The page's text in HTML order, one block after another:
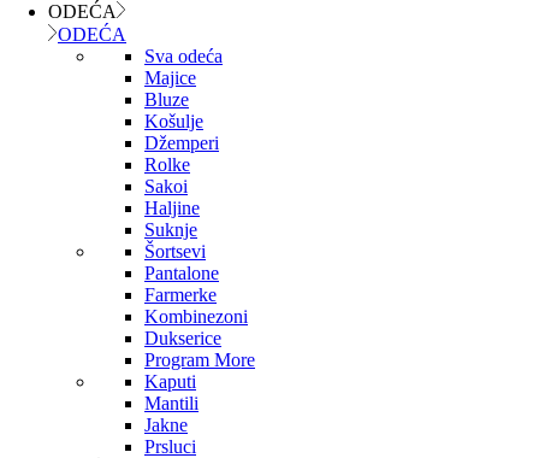
ODEĆA
ODEĆA
Sva odeća
Majice
Bluze
Košulje
Džemperi
Rolke
Sakoi
Haljine
Suknje
Šortsevi
Pantalone
Farmerke
Kombinezoni
Dukserice
Program More
Kaputi
Mantili
Jakne
Prsluci